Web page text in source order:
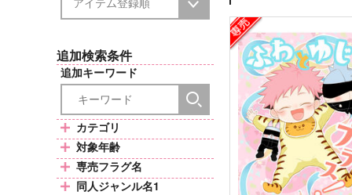
追加検索条件
追加キーワード
カテゴリ
対象年齢
専売フラグ名
同人ジャンル名1